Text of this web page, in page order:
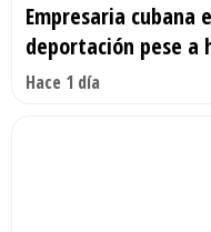
Empresaria cubana
deportación pese a
Hace 1 día